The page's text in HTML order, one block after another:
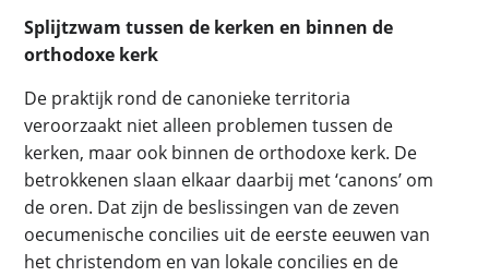
Splijtzwam tussen de kerken en binnen de
orthodoxe kerk
De praktijk rond de canonieke territoria
veroorzaakt niet alleen problemen tussen de
kerken, maar ook binnen de orthodoxe kerk. De
betrokkenen slaan elkaar daarbij met ‘canons’ om
de oren. Dat zijn de beslissingen van de zeven
oecumenische concilies uit de eerste eeuwen van
het christendom en van lokale concilies en de